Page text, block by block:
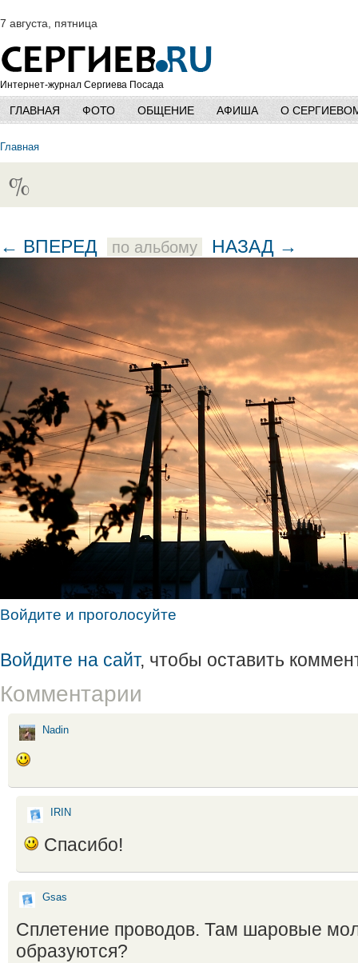
7 августа, пятница
Интернет-журнал Сергиева Посада
ГЛАВНАЯ ФОТО ОБЩЕНИЕ АФИША О
Главная
%
← ВПЕРЕД по альбому НАЗАД →
Войдите и проголосуйте
Войдите на сайт, чтобы оставить
Комментарии
Nadin
IRIN
Спасибо!
Gsas
Сплетение проводов. Там шаровые
образуются?